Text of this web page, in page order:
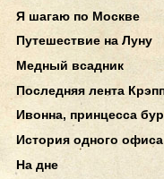
Я шагаю по Москве
Путешествие на Луну
Медный всадник
Последняя лента
Ивонна, принцесса
История одного офиса
На дне